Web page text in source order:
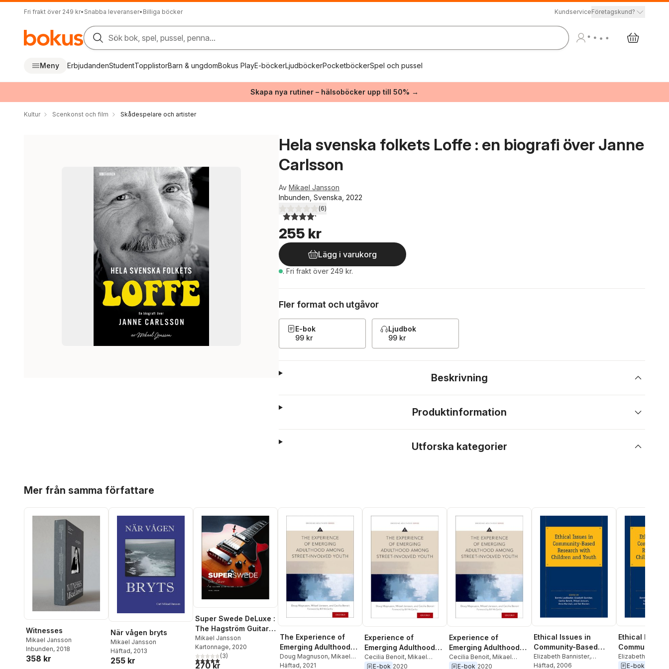
Fri frakt över 249 kr• Snabba leveranser• Billiga böcker KundserviceFöretagskund?
Sök bok, spel, pussel, penna...
Meny ErbjudandenStudentTopplistorBarn & ungdomBokus PlayE-böckerLjudböckerPocketböckerSpel och pussel
Skapa nya rutiner – hälsoböcker upp till 50% →
Kultur Scenkonst och film Skådespelare och artister
Hela svenska folkets Loffe : en biografi över Janne
Carlsson
Av Mikael Jansson
Inbunden, Svenska, 2022
4,2utav 5 stjärnor. Totalt antal röster:
(6)
255 kr
Lägg i varukorg
. Fri frakt över 249 kr.
Fler format och utgåvor
E-bok
99 kr
Ljudbok
99 kr
Beskrivning
Produktinformation
Utforska kategorier
Mer från samma författare
Witnesses
Mikael Jansson
Inbunden, 2018
358 kr
När vågen bryts
Mikael Jansson
Häftad, 2013
255 kr
Super Swede DeLuxe :
The Hagström Guitar
History - So Far
Mikael Jansson
Kartonnage, 2020
5,0utav 5 stjärnor. Totalt antal röster:
(3)
270 kr
The Experience of
Emerging Adulthood
Among Street-
Involved Youth
Doug Magnuson, Mikael
Jansson,Cecilia Benoit
Häftad, 2021
Experience of
Emerging Adulthood
Among Street-
Involved Youth
Cecilia Benoit, Mikael
Jansson, Doug Magnuson
E-bok 2020
Experience of
Emerging Adulthood
Among Street-
Involved Youth
Cecilia Benoit, Mikael
Jansson, Doug Magnuson
E-bok 2020
Ethical Issues in
Community-Based
Research with
Children and Youth
Elizabeth Bannister,
Elizabeth Bannister
Häftad, 2006
Ethical Issues
Community-
Research with
Children and
Elizabeth
Benoit,Bonnie
E-bok